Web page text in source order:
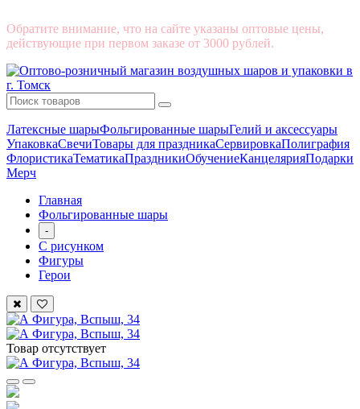
Обратите внимание, что на сайте указаны оптовые цены,
действующие при первом заказе от 3000 рублей.
Латексные шарыФольгированные шарыГелий и аксессуары
УпаковкаСвечиТовары для праздникаСервировкаПолиграфия
ФлористикаТематикаПраздникиОбучениеКанцелярияПодарки
Мерч
Главная
Фольгированные шары
-
С рисунком
Фигуры
Герои
Товар отсутствует